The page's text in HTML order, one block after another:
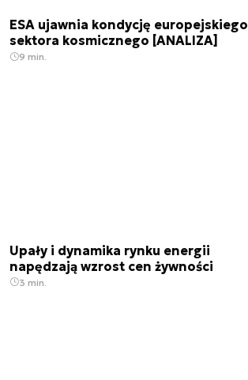
ESA ujawnia kondycję europejskiego
sektora kosmicznego [ANALIZA]
9 min.
Upały i dynamika rynku energii
napędzają wzrost cen żywności
3 min.